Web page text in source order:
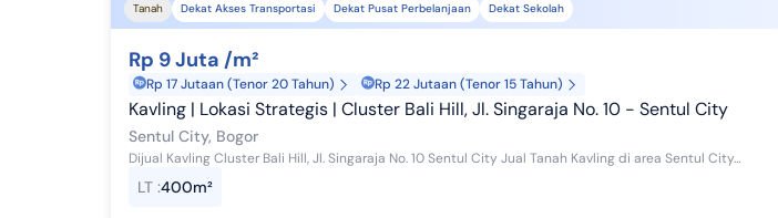
Tanah Dekat Akses Transportasi Dekat Pusat Perbelanjaan Dekat Sekolah
Rp 9 Juta /m²
Rp 17 Jutaan (Tenor 20 Tahun) Rp 22 Jutaan (Tenor 15 Tahun)
Kavling | Lokasi Strategis | Cluster Bali Hill, Jl. Singaraja No. 10 - Sentul City
Sentul City, Bogor
Dijual Kavling Cluster Bali Hill, Jl. Singaraja No. 10 Sentul City Jual Tanah Kavling di area Sentul City. Udara bersih, sejuk dan segar. Lokasi st...
LT :400m²